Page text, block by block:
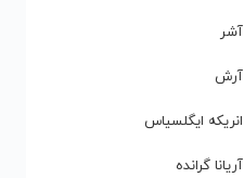
آشر
آرش
انریکه ایگلسیاس
آریانا گرانده